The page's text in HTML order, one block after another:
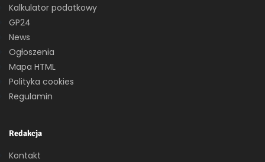
Kalkulator podatkowy
GP24
News
Ogłoszenia
Mapa HTML
Polityka cookies
Regulamin
Redakcja
Kontakt